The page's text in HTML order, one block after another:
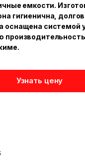
емкости.
гигиенична,
оснащена системой
Узнать цену